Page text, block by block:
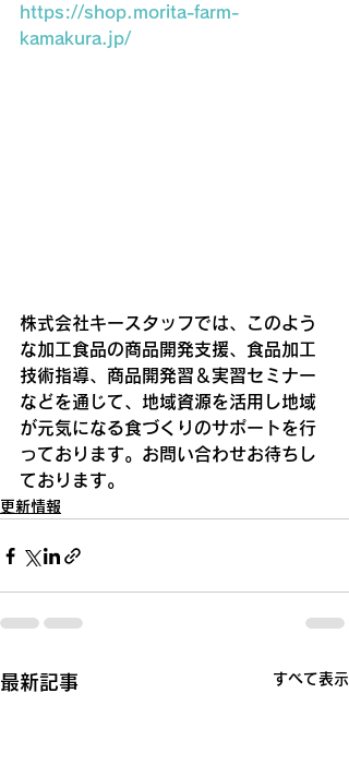
https://shop.morita-farm-
kamakura.jp/
株式会社キースタッフでは、このよう
な加工食品の商品開発支援、食品加工
技術指導、商品開発習＆実習セミナー
などを通じて、地域資源を活用し地域
が元気になる食づくりのサポートを行
っております。お問い合わせお待ちし
ております。
更新情報
最新記事 すべて表示